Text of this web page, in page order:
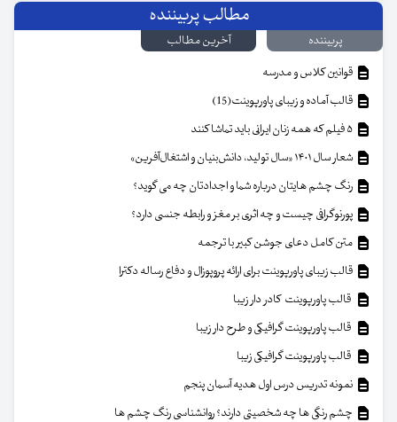
مطالب پربیننده
پربیننده
آخرین مطالب
قوانین کلاس و مدرسه
قالب آماده و زیبای پاورپوینت(15)
شعار سال ۱۴۰۱ «سال تولید، دانش‌بنیان و اشتغال‌آفرین»
رنگ چشم هایتان درباره شما و اجدادتان چه می گوید؟
پورنوگرافی چیست و چه اثری بر مغز و رابطه جنسی دارد؟
متن کامل دعای جوشن کبیر با ترجمه
قالب زیبای پاورپوینت برای ارائه پروپوزال و دفاع رساله دکترا
قالب پاورپوینت کادر دار زیبا
قالب پاورپوینت گرافیکی و طرح دار زیبا
قالب پاورپوینت گرافیکی زیبا
نمونه تدریس درس اول هدیه آسمان پنجم
چشم رنگی ها چه شخصیتی دارند؟ روانشناسی رنگ چشم ها